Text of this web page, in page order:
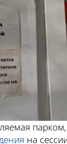
парком,
на